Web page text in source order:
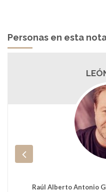
Personas en esta
Raúl Alberto Antonio